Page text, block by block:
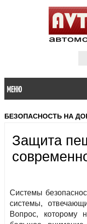
МЕНЮ
БЕЗОПАСНОСТЬ НА
Защита
Системы
системы,
Вопрос, которому